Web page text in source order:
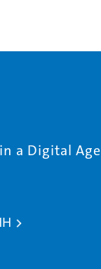
a Digital Age